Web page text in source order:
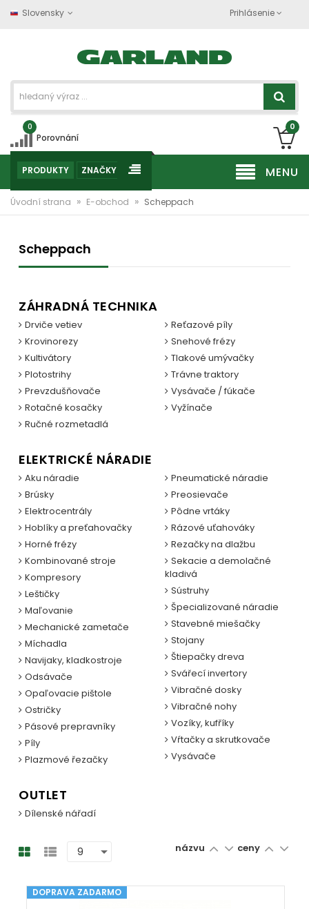
Slovensky Prihlásenie
0
Porovnání
0
MENU
PRODUKTY ZNAČKY
Úvodní strana » E-obchod » Scheppach
Scheppach
ZÁHRADNÁ TECHNIKA
Drviče vetiev
Krovinorezy
Kultivátory
Plotostrihy
Prevzdušňovače
Rotačné kosačky
Ručné rozmetadlá
Reťazové píly
Snehové frézy
Tlakové umývačky
Trávne traktory
Vysávače / fúkače
Vyžínače
ELEKTRICKÉ NÁRADIE
Aku náradie
Brúsky
Elektrocentrály
Hoblíky a preťahovačky
Horné frézy
Kombinované stroje
Kompresory
Leštičky
Maľovanie
Mechanické zametače
Míchadla
Navijaky, kladkostroje
Odsávače
Opaľovacie pištole
Ostričky
Pásové prepravníky
Píly
Plazmové řezačky
Pneumatické náradie
Preosievače
Pôdne vrtáky
Rázové uťahováky
Rezačky na dlažbu
Sekacie a demolačné
kladivá
Sústruhy
Špecializované náradie
Stavebné miešačky
Stojany
Štiepačky dreva
Svářecí invertory
Vibračné dosky
Vibračné nohy
Vozíky, kufříky
Vŕtačky a skrutkovače
Vysávače
OUTLET
Dílenské nářadí
názvu ceny
DOPRAVA ZADARMO